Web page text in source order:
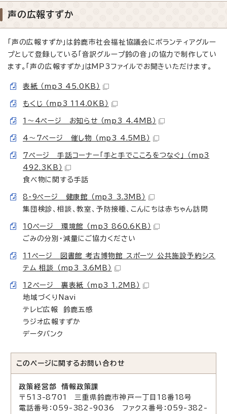
声の広報すずか
「声の広報すずか」は鈴鹿市社会福祉協議会にボランティアグルー
プとして登録している「音訳グループ鈴の音」の協力で制作してい
ます。「声の広報すずか」はMP3ファイルでお聞きいただけます。
表紙 （mp3 45.0KB）
もくじ （mp3 114.0KB）
1～4ページ お知らせ （mp3 4.4MB）
4～7ページ 催し物 （mp3 4.5MB）
7ページ 手話コーナー「手と手でこころをつなぐ」 （mp3
492.3KB）
食べ物に関する手話
8・9ページ 健康館 （mp3 3.3MB）
集団検診、相談、教室、予防接種、こんにちは赤ちゃん訪問
10ページ 環境館 （mp3 860.6KB）
ごみの分別・減量にご協力ください
11ページ 図書館 考古博物館 スポーツ 公共施設予約シス
テム 相談 （mp3 3.6MB）
12ページ 裏表紙 （mp3 1.2MB）
地域づくりNavi
テレビ広報 鈴鹿五感
ラジオ広報すずか
データバンク
このページに関する お問い合わせ
政策経営部 情報政策課
〒513-8701 三重県鈴鹿市神戸一丁目18番18号
電話番号：059-382-9036 ファクス番号：059-382-